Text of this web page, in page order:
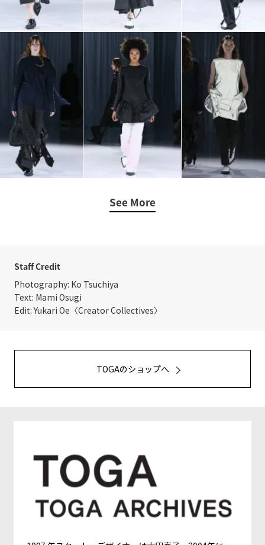
See More
Staff Credit
Photography: Ko Tsuchiya
Text: Mami Osugi
Edit: Yukari Oe〈Creator Collectives〉
TOGAのショップへ